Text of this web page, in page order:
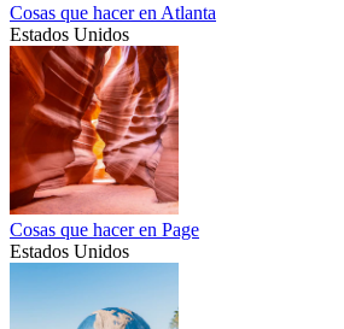
Cosas que hacer en Atlanta
Estados Unidos
Cosas que hacer en Page
Estados Unidos